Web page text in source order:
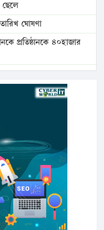
ঘোষণা
প্রতিষ্ঠানকে ৪০হাজার
বাড়ানোর প্রস্তাব পিডিবির
যাবেন প্রধানমন্ত্রী
যুক্তরাষ্ট্রে
পরীক্ষা
প্রতিষ্ঠান